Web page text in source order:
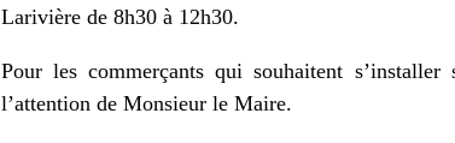
Larivière de 8h30 à 12h30.
Pour les commerçants qui souhaitent
l’attention de Monsieur le Maire.